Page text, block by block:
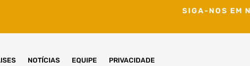
SIGA-NOS EM
NOTÍCIAS EQUIPE PRIVACIDADE